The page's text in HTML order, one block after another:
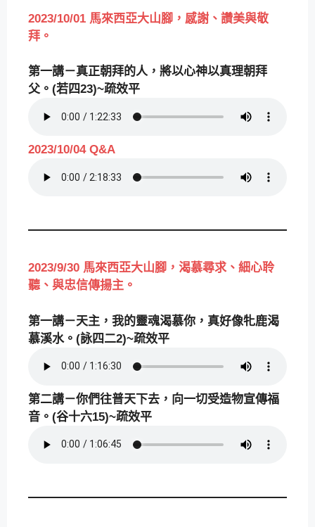
2023/10/01 馬來西亞大山腳，感謝、讚美與敬
拜 。
第一講－真正朝拜的人，將以心神以真理朝拜
父。(若四23)~疏效平
2023/10/04 Q&A
2023/9/30 馬來西亞大山腳， 渴慕尋求、細心聆
聽、與忠信傳揚主。
第一講－天主，我的靈魂渴慕你，真好像牝鹿渴
慕溪水。(詠四二2)~疏效平
第二講－你們往普天下去，向一切受造物宣傳福
音。(谷十六15)~疏效平